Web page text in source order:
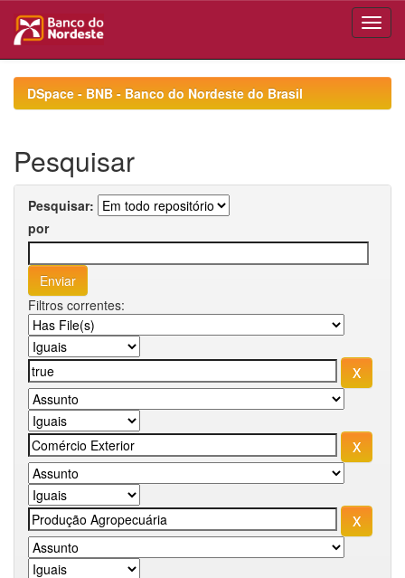
navigationDSpace - BNB - Banco do Nordeste do Brasil
Pesquisar
Pesquisar:
por
Filtros correntes: